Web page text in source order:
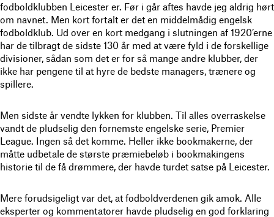
fodboldklubben Leicester er. Før i går aftes havde jeg aldrig hørt
om navnet. Men kort fortalt er det en middelmådig engelsk
fodboldklub. Ud over en kort medgang i slutningen af 1920’erne
har de tilbragt de sidste 130 år med at være fyld i de forskellige
divisioner, sådan som det er for så mange andre klubber, der
ikke har pengene til at hyre de bedste managers, trænere og
spillere.
Men sidste år vendte lykken for klubben. Til alles overraskelse
vandt de pludselig den fornemste engelske serie, Premier
League. Ingen så det komme. Heller ikke bookmakerne, der
måtte udbetale de største præmiebeløb i bookmakingens
historie til de få drømmere, der havde turdet satse på Leicester.
Mere forudsigeligt var det, at fodboldverdenen gik amok. Alle
eksperter og kommentatorer havde pludselig en god forklaring